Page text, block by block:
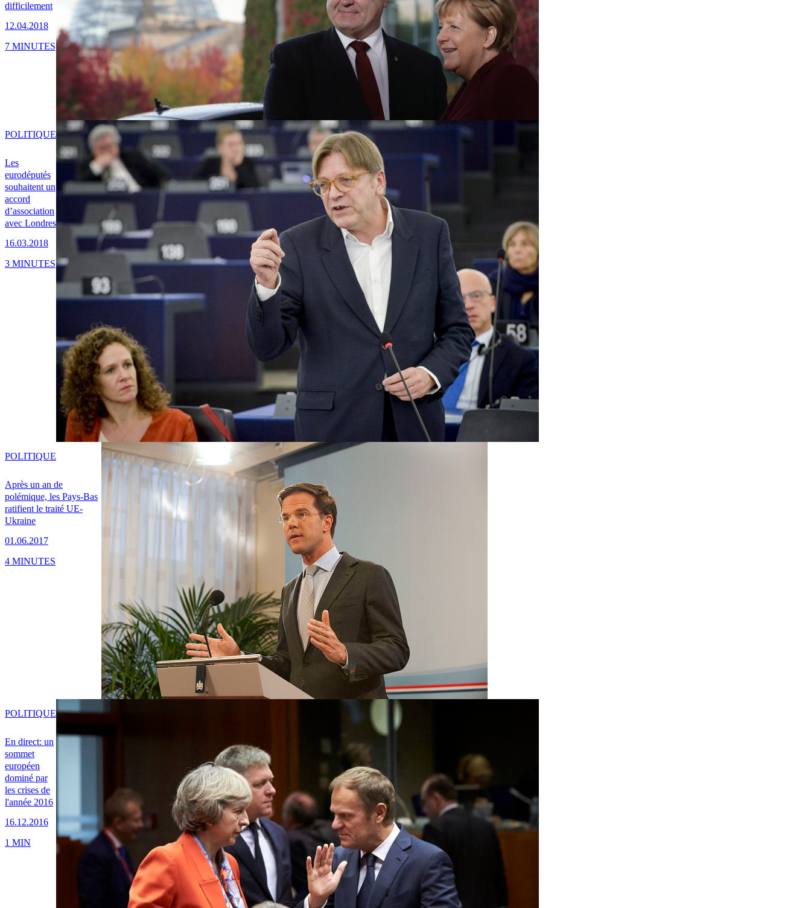
difficilement
12.04.2018
7 MINUTES
Les
eurodéputés
souhaitent un
accord
d’association
avec Londres
16.03.2018
POLITIQUE
3 MINUTES
Après un an de
polémique, les Pays-Bas
ratifient le traité UE-
Ukraine
01.06.2017
POLITIQUE
4 MINUTES
En direct: un
sommet
européen
dominé par
les crises de
l'année 2016
16.12.2016
POLITIQUE
1 MIN